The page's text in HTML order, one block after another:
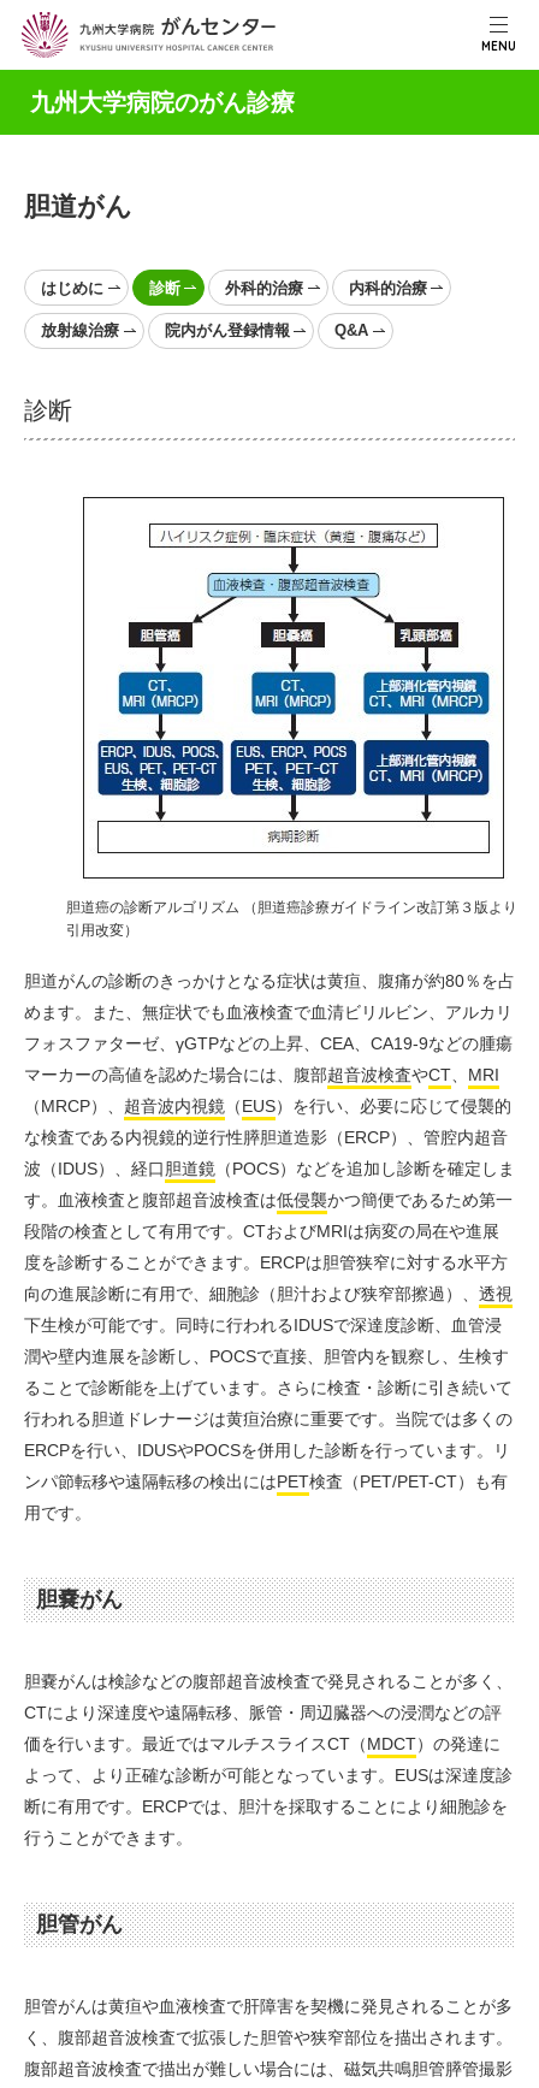
MENU
九州大学病院のがん診療
胆道がん
はじめに 診断 外科的治療 内科的治療
放射線治療 院内がん登録情報 Q&A
診断
胆道癌の診断アルゴリズム （胆道癌診療ガイドライン改訂第３版より
引用改変）
胆道がんの診断のきっかけとなる症状は黄疸、腹痛が約80％を占
めます。また、無症状でも血液検査で血清ビリルビン、アルカリ
フォスファターゼ、γGTPなどの上昇、CEA、CA19-9などの腫瘍
マーカーの高値を認めた場合には、腹部超音波検査やCT、 MRI
（MRCP）、 超音波内視鏡 （EUS）を行い、必要に応じて侵襲的
な検査である内視鏡的逆行性膵胆道造影（ERCP）、管腔内超音
波（IDUS）、経口胆道鏡 （POCS）などを追加し診断を確定しま
す。血液検査と腹部超音波検査は低侵襲かつ簡便であるため第一
段階の検査として有用です。CTおよびMRIは病変の局在や進展
度を診断することができます。ERCPは胆管狭窄に対する水平方
向の進展診断に有用で、細胞診（胆汁および狭窄部擦過）、 透視
下生検が可能です。同時に行われるIDUSで深達度診断、血管浸
潤や壁内進展を診断し、POCSで直接、胆管内を観察し、生検す
ることで診断能を上げています。さらに検査・診断に引き続いて
行われる胆道ドレナージは黄疸治療に重要です。当院では多くの
ERCPを行い、IDUSやPOCSを併用した診断を行っています。リ
ンパ節転移や遠隔転移の検出にはPET検査（PET/PET-CT）も有
用です。
胆嚢がん
胆嚢がんは検診などの腹部超音波検査で発見されることが多く、
CTにより深達度や遠隔転移、脈管・周辺臓器への浸潤などの評
価を行います。最近ではマルチスライスCT（MDCT）の発達に
よって、より正確な診断が可能となっています。EUSは深達度診
断に有用です。ERCPでは、胆汁を採取することにより細胞診を
行うことができます。
胆管がん
胆管がんは黄疸や血液検査で肝障害を契機に発見されることが多
く、腹部超音波検査で拡張した胆管や狭窄部位を描出されます。
腹部超音波検査で描出が難しい場合には、磁気共鳴胆管膵管撮影